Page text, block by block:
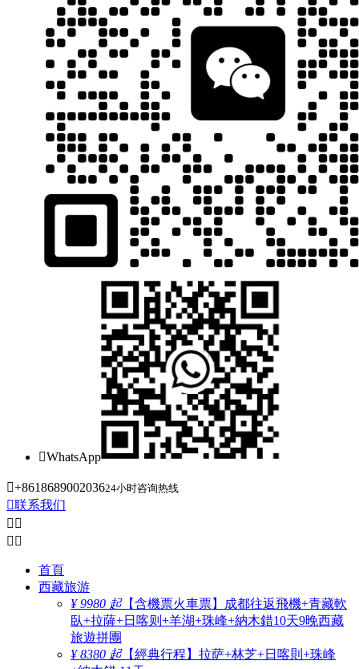
WhatsApp
+861868900203624小时咨询热线
联系我们
 
 
首頁
西藏旅游
¥ 9980 起【含機票火車票】成都往返飛機+青藏軟
臥+拉薩+日喀则+羊湖+珠峰+納木錯10天9晚西藏
旅遊拼團
¥ 8380 起【經典行程】拉萨+林芝+日喀則+珠峰